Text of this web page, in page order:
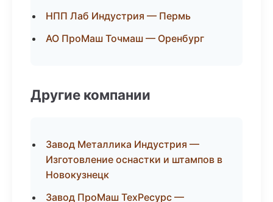
НПП Лаб Индустрия — Пермь
АО ПроМаш Точмаш — Оренбург
Другие компании
Завод Металлика Индустрия —
Изготовление оснастки и штампов в
Новокузнецк
Завод ПроМаш ТехРесурс —